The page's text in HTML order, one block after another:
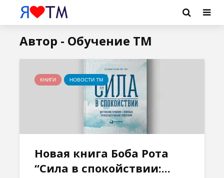
Автор - Обучение ТМ
КНИГИ НОВОСТИ ТМ
Новая книга Боба Рота
“Сила в спокойствии:...